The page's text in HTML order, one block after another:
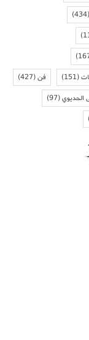
(434)
(151) فن(427)
الحديوي(97)